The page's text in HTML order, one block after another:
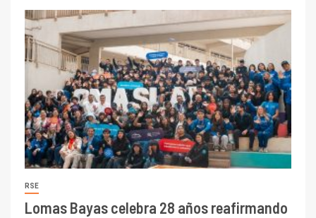
RSE
Lomas Bayas celebra 28 años reafirmando